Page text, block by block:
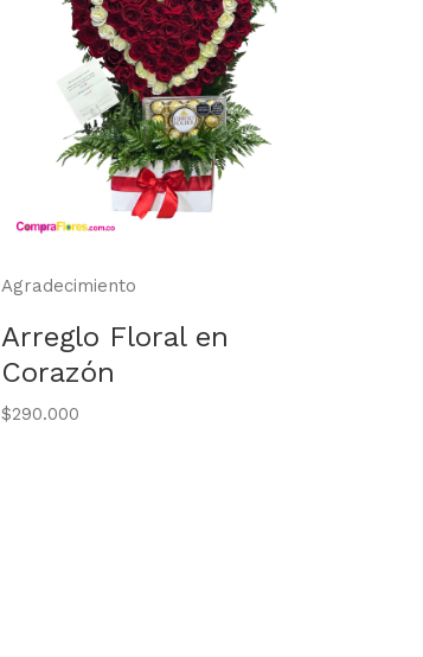
Agradecimiento
Arreglo Floral en
Corazón
$290.000